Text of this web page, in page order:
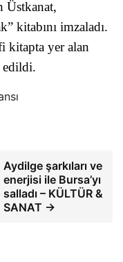
Üstkanat,
kitabını imzaladı.
kitapta yer alan
edildi.
Aydilge şarkıları ve
enerjisi ile Bursa’yı
salladı – KÜLTÜR &
SANAT →